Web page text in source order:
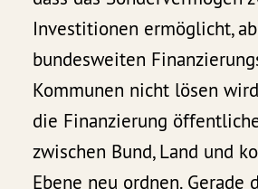
Investitionen ermöglicht,
bundesweiten
Kommunen nicht lösen
die Finanzierung
zwischen Bund, Land und
Ebene neu ordnen. Gerade